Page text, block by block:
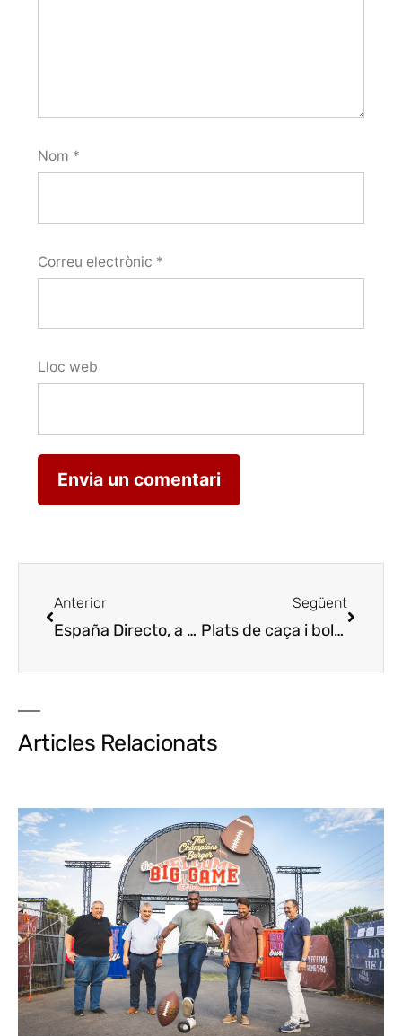
Nom *
Correu electrònic *
Lloc web
Anterior
España Directo, a Lleida España Directo, en
Següent
Plats de caça i bolets a la cuina del Lagar del Vero
Articles Relacionats